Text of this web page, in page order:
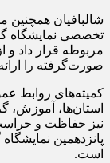
شالبافیان همچنین
تخصصی نمایشگاه
مربوطه قرار داد و
صورت‌گرفته را
کمیته‌های روابط
استان‌ها، آموزش،
نیز حفاظت و
پانزدهمین
است.